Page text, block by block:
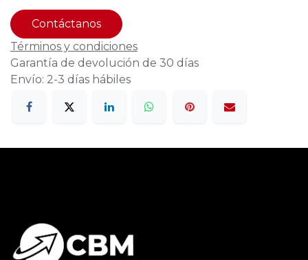
Contáctanos
Términos y condiciones
Garantía de devolución de 30 días
Envío: 2-3 días hábiles